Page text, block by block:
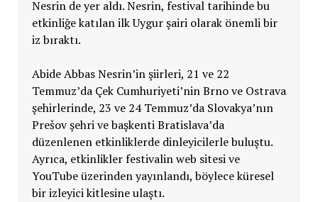
Nesrin de yer aldı. Nesrin, festival tarihinde bu
etkinliğe katılan ilk Uygur şairi olarak önemli bir
iz bıraktı.
Abide Abbas Nesrin’in şiirleri, 21 ve 22
Temmuz’da Çek Cumhuriyeti’nin Brno ve Ostrava
şehirlerinde, 23 ve 24 Temmuz’da Slovakya’nın
Prešov şehri ve başkenti Bratislava’da
düzenlenen etkinliklerde dinleyicilerle buluştu.
Ayrıca, etkinlikler festivalin web sitesi ve
YouTube üzerinden yayınlandı, böylece küresel
bir izleyici kitlesine ulaştı.